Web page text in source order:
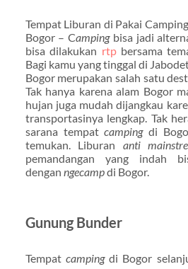
Tempat Liburan di Pakai
Bogor – Campingbisa jadi
bisa dilakukan rtpbersama
Bagi kamu yang tinggal di
Bogor merupakan salah satu
Tak hanya karena alam Bogor
hujan juga mudah dijangkau
transportasinya lengkap. Tak
sarana tempatcampingdi
temukan. Liburan anti
pemandangan yang indah
dengan ngecampdi Bogor.
Gunung Bunder
Tempatcampingdi Bogor